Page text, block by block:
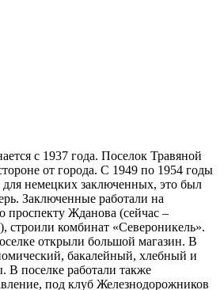
с 1937 года. Поселок Травяной
от города. С 1949 по 1954 годы
для немецких заключенных, это был
Заключенные работали на
проспекту Жданова (сейчас –
строили комбинат «Североникель».
открыли большой магазин. B
бакалейный, хлебный и
В поселке работали также
под клуб Железнодорожников